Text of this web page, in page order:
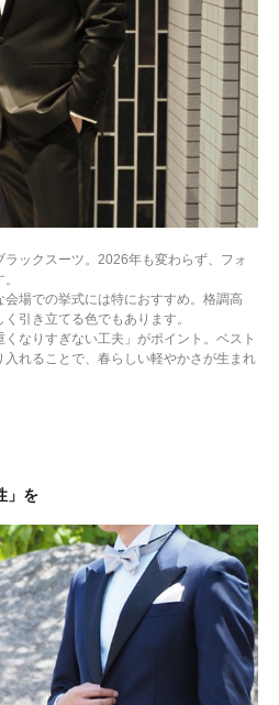
ックスーツ。2026年も変わらず、フォ
場での挙式には特におすすめ。格調高
引き立てる色でもあります。
なりすぎない工夫」がポイント。ベスト
れることで、春らしい軽やかさが生まれ
」を